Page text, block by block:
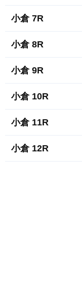
小倉 7R
小倉 8R
小倉 9R
小倉 10R
小倉 11R
小倉 12R